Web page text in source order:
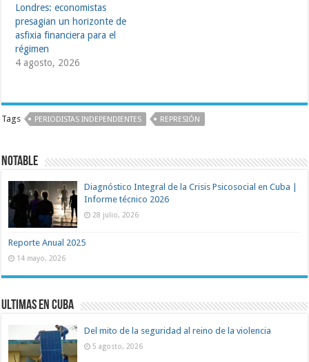
Londres: economistas
presagian un horizonte de
asfixia financiera para el
régimen
4 agosto, 2026
Tags PERIODISTAS INDEPENDIENTES REPRESIÓN
Notable
Diagnóstico Integral de la Crisis Psicosocial en Cuba |
Informe técnico 2026
28 julio, 2026
Reporte Anual 2025
14 mayo, 2026
Ultimas en Cuba
Del mito de la seguridad al reino de la violencia
5 agosto, 2026